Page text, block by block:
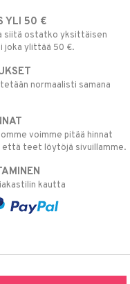
YLI 50 €
siitä ostatko yksittäisen
joka ylittää 50 €.
normaalisti samana
voimme pitää hinnat
että teet löytöjä sivuillamme.
kautta